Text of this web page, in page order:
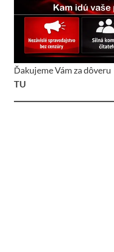
Ďakujeme Vám za dôveru
TU